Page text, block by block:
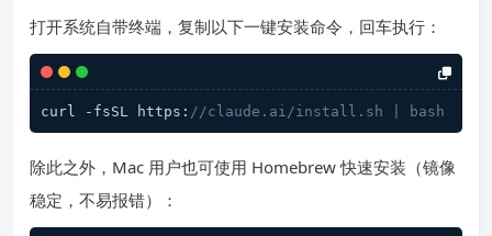
打开系统自带终端，复制以下一键安装命令，回车执行：
curl -fsSL https: //claude.ai/install.sh | bash
除此之外，Mac 用户也可使用 Homebrew 快速安装（镜像
稳定，不易报错）：